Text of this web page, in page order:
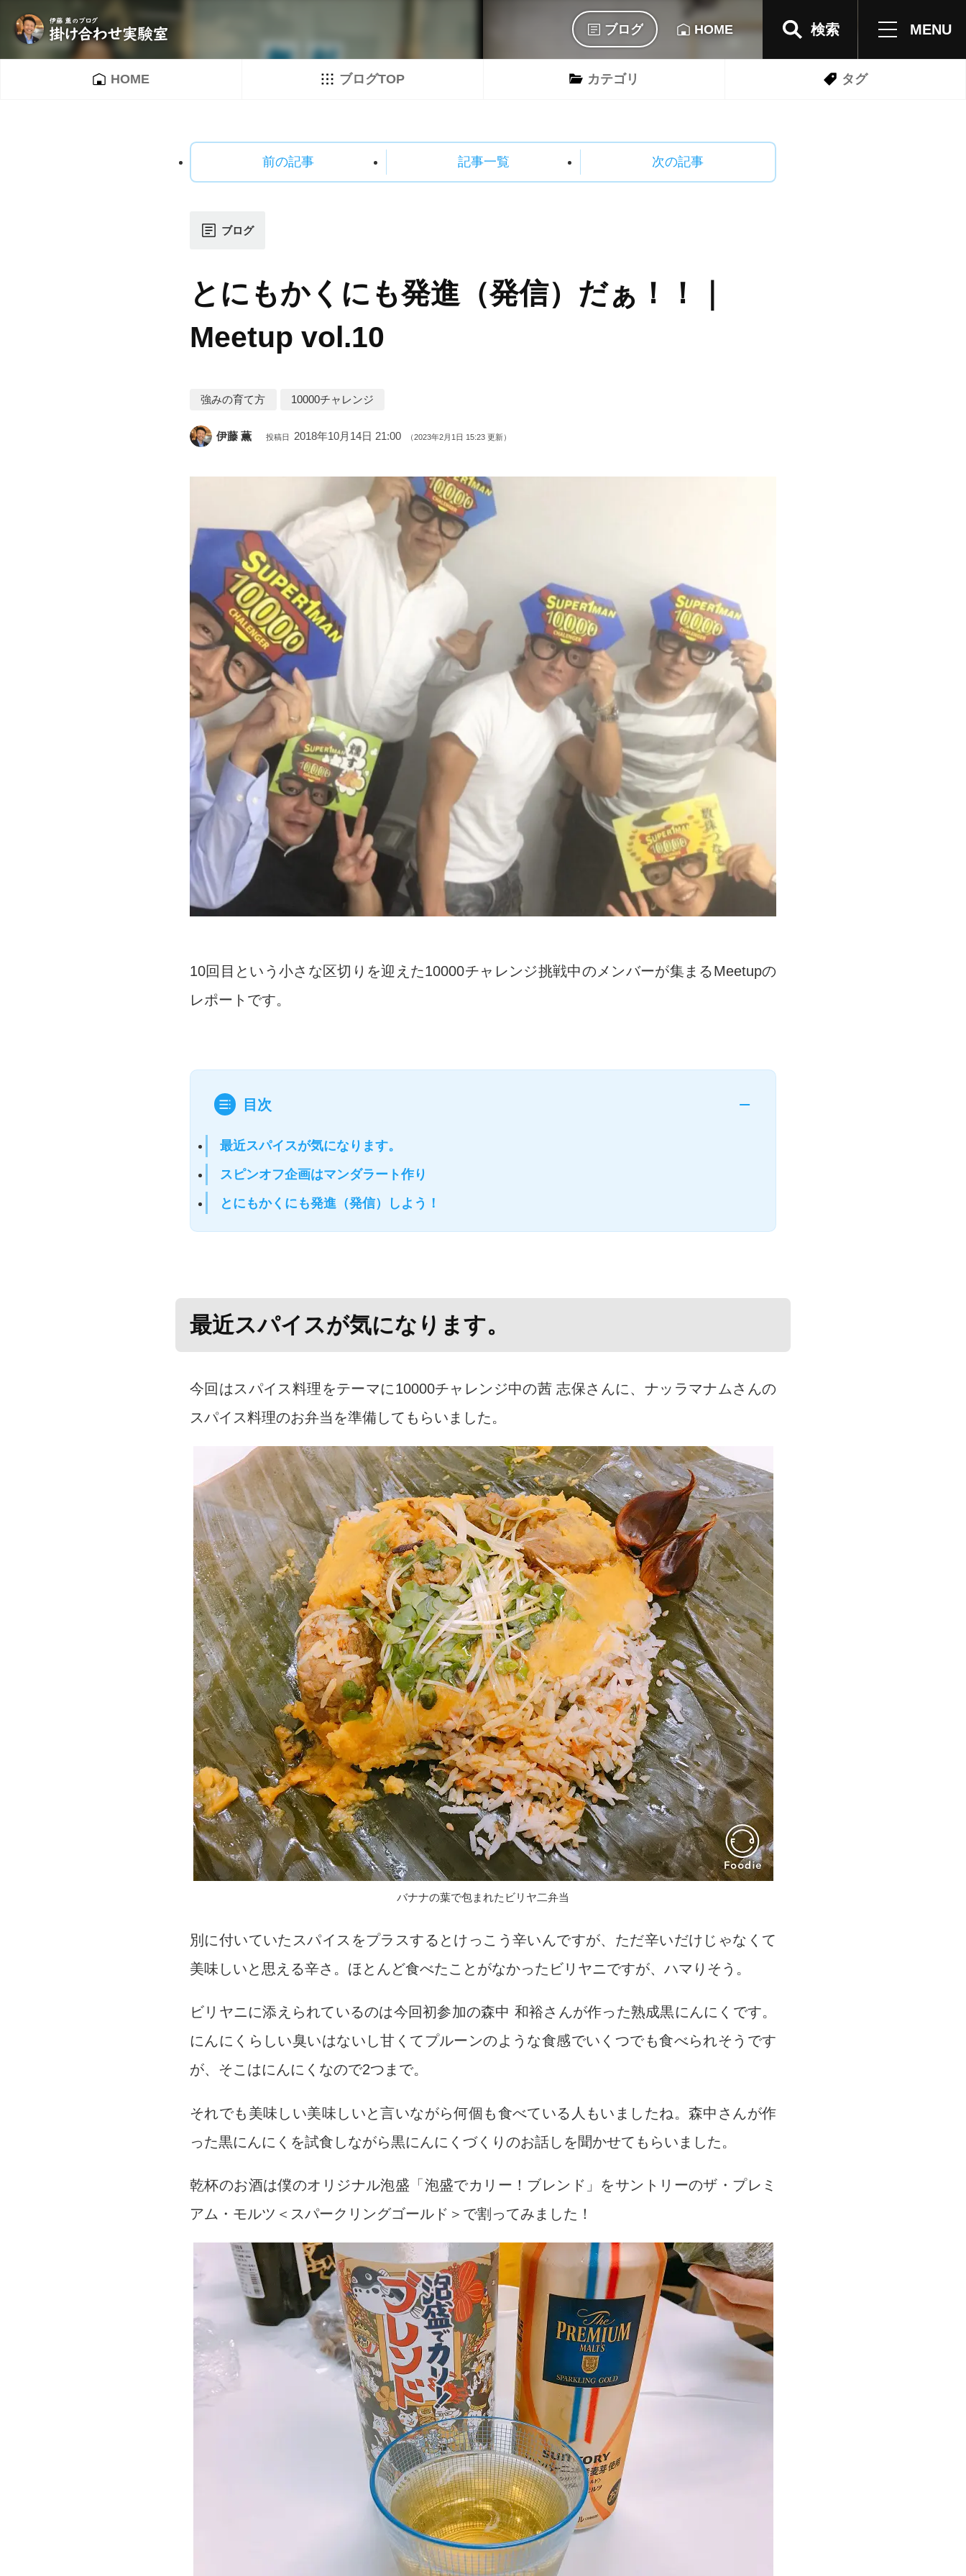
HOME
ブログ 検索 MENU
HOME ブログTOP カテゴリ タグ
前の記事 記事一覧 次の記事
ブログ
とにもかくにも発進（発信）だぁ！！｜
Meetup vol.10
強みの育て方 10000チャレンジ
伊藤 薫 投稿日 2018年10月14日 21:00 （2023年2月1日 15:23 更新）
10回目という小さな区切りを迎えた10000チャレンジ挑戦中のメンバーが集まるMeetupの
レポートです。
目次
最近スパイスが気になります。
スピンオフ企画はマンダラート作り
とにもかくにも発進（発信）しよう！
最近スパイスが気になります。
今回はスパイス料理をテーマに10000チャレンジ中の茜 志保さんに、ナッラマナムさんの
スパイス料理のお弁当を準備してもらいました。
バナナの葉で包まれたビリヤ二弁当
別に付いていたスパイスをプラスするとけっこう辛いんですが、ただ辛いだけじゃなくて
美味しいと思える辛さ。ほとんど食べたことがなかったビリヤニですが、ハマりそう。
ビリヤニに添えられているのは今回初参加の森中 和裕さんが作った熟成黒にんにくです。
にんにくらしい臭いはないし甘くてプルーンのような食感でいくつでも食べられそうです
が、そこはにんにくなので2つまで。
それでも美味しい美味しいと言いながら何個も食べている人もいましたね。森中さんが作
った黒にんにくを試食しながら黒にんにくづくりのお話しを聞かせてもらいました。
乾杯のお酒は僕のオリジナル泡盛「泡盛でカリー！ブレンド」をサントリーのザ・プレミ
アム・モルツ＜スパークリングゴールド＞で割ってみました！